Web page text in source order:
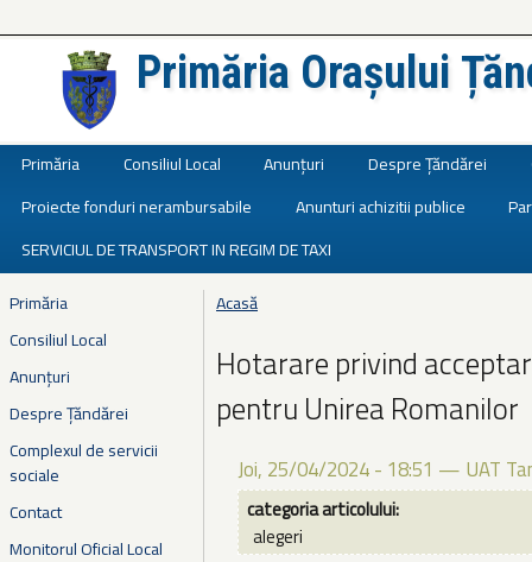
Primăria Orașului
Primăria Consiliul Local Anunțuri Despre Țăndărei
Proiecte fonduri nerambursabile
Anunturi achizitii publice
SERVICIUL DE TRANSPORT IN REGIM DE TAXI
Primăria
Consiliul Local
Anunțuri
Despre Țăndărei
Complexul de servicii
sociale
Contact
Monitorul Oficial Local
Eşti aici
Acasă
Hotarare privind
pentru Unirea Romanilor
Joi, 25/04/2024 - 18:51 — UAT
categoria articolului:
alegeri